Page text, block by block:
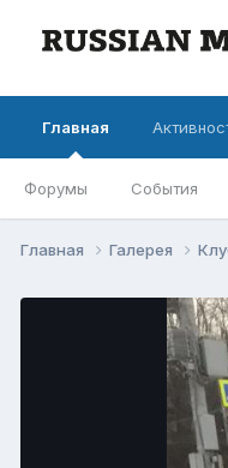
Главная
Форумы События
Главная Галерея